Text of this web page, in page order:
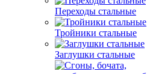
Переходы стальные
Тройники стальные
Заглушки стальные